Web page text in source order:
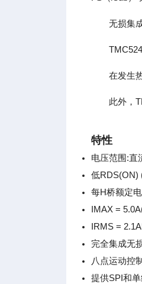
无损集
在发生
此外，
特性
电压范围:直
低RDS(ON)
每H桥额定
IMAX =
IRMS =
完全集成无
八点运动控
提供SPI和单